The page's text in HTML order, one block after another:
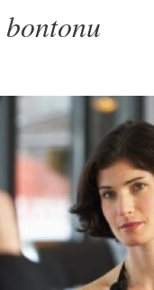
bontonu